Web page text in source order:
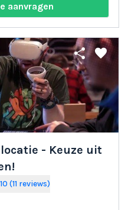
aanvragen
share favorite
- Keuze uit
9.5/10 (11 reviews)